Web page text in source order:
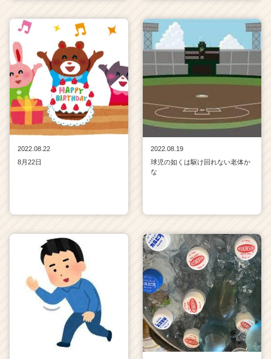
2022.08.22
8月22日
2022.08.19
球児の如くは駆け回れない老体か
な